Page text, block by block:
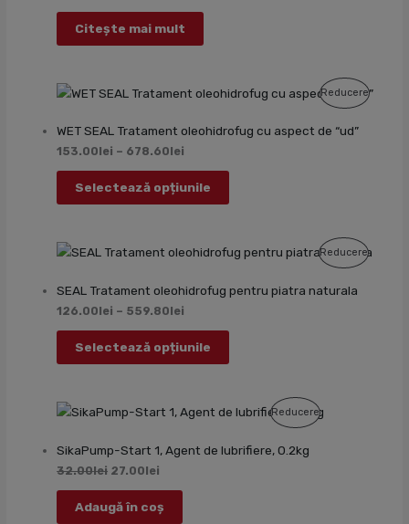
Citește mai mult
ReducereProdus
WET SEAL Tratament oleohidrofug cu aspect de “ud”
153.00lei – 678.60lei
Selectează opțiunile
ReducereProdus
SEAL Tratament oleohidrofug pentru piatra naturala
126.00lei – 559.80lei
Selectează opțiunile
ReducereProdus
SikaPump-Start 1, Agent de lubrifiere, 0.2kg
32.00lei 27.00lei
Adaugă în coș